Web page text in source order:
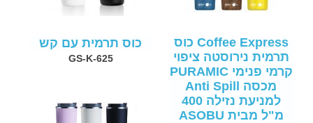
Coffee Express כוס
תרמית נירוסטה ציפוי
קרמי פנימי PURAMIC
מכסה Anti Spill
למניעת נזילה 400
מ"ל מבית ASOBU
כוס תרמית עם קש
GS-K-625